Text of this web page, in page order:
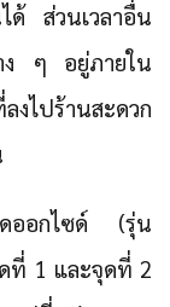
ด้ ส่วนเวลาอื่น
ง ๆ อยู่ภายใน
งไปร้านสะดวก
ดออกไซด์ (รุ่น
ที่ 1 และจุดที่ 2